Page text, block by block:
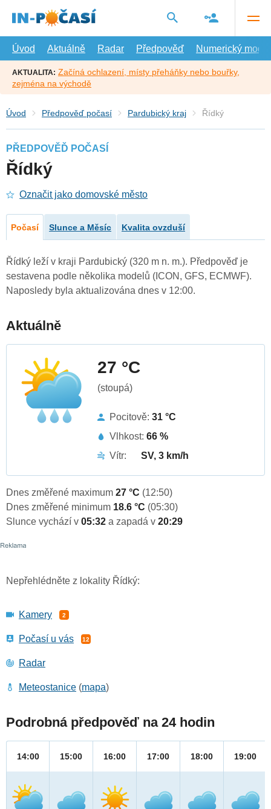
hlavní
Úvod
Aktuálně Radar Předpověď Numerický model
AKTUALITA: Začíná ochlazení, místy přeháňky nebo bouřky,
zejména na východě
Úvod Předpověď počasí Pardubický kraj Řídký
PŘEDPOVĚĎ POČASÍ
Řídký
Označit jako domovské město
Počasí Slunce a Měsíc Kvalita ovzduší
Řídký leží v kraji Pardubický (320 m n. m.). Předpověď je
sestavena podle několika modelů (ICON, GFS, ECMWF).
Naposledy byla aktualizována dnes v 12:00.
Aktuálně
27 °C
(stoupá)
Pocitově: 31 °C
Vlhkost: 66 %
Vítr:
SV, 3 km/h
Dnes změřené maximum 27 °C (12:50)
Dnes změřené minimum 18.6 °C (05:30)
Slunce vychází v 05:32 a zapadá v 20:29
Nepřehlédněte z lokality Řídký:
Kamery 2
Počasí u vás 12
Radar
Meteostanice (mapa)
Podrobná předpověď na 24 hodin
14:00 15:00 16:00 17:00 18:00 19:00